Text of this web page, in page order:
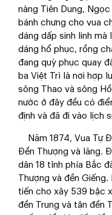
nàng Tiên Dung,
bánh chưng cho vua
dáng dấp sinh linh mà
dáng hổ phục, rồng
đang quỳ phục quay
ba Việt Trì là nơi hợp
sông Thao và sông
nước ở đây đều có
định và đã đi vào lịch
Năm 1874, Vua Tự
Đền Thượng và lăng.
dân 18 tỉnh phía Bắc
Thượng và đền
tiến cho xây 539 bậc
đền Trung và tận đền